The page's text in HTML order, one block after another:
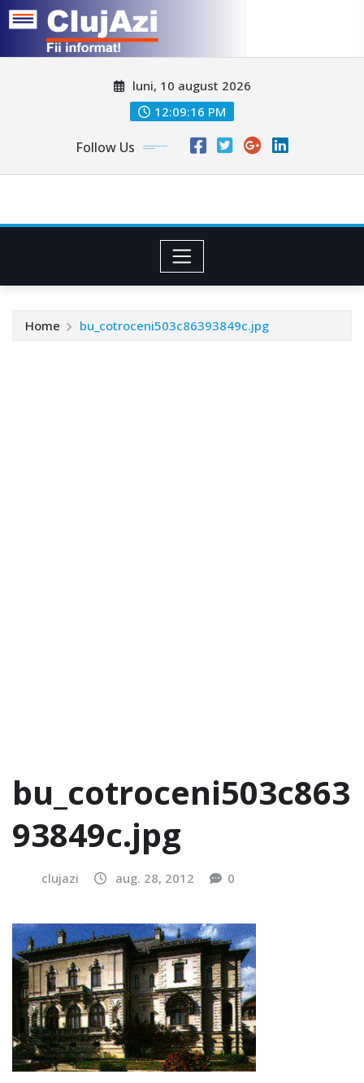
luni, 10 august 2026
12:09:19 PM
Follow Us
Home bu_cotroceni503c86393849c.jpg
bu_cotroceni503c863
93849c.jpg
clujazi aug. 28, 2012 0